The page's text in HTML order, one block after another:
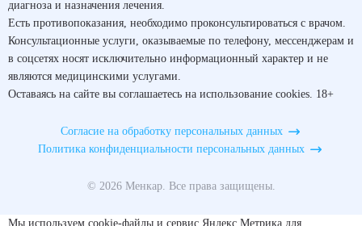
диагноза и назначения лечения.
Есть противопоказания, необходимо проконсультироваться с врачом.
Консультационные услуги, оказываемые по телефону, мессенджерам и
в соцсетях носят исключительно информационный характер и не
являются медицинскими услугами.
Оставаясь на сайте вы соглашаетесь на использование cookies. 18+
Согласие на обработку персональных данных
Политика конфиденциальности персональных данных
© 2026 Менкар. Все права защищены.
Мы используем cookie-файлы и сервис Яндекс.Метрика для